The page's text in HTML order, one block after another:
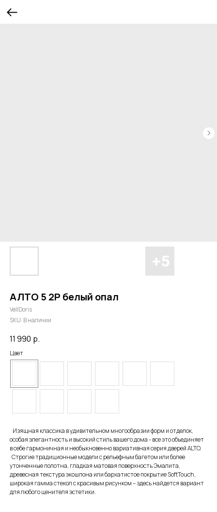
АЛТО 5 2P белый опал
VellDoris
SKU: В наличии
11 990 р.
Цвет
Изящная классика в удивительном многообразии форм и отделок,
особая элегантность и высокий стиль вашего дома - все это объединяет
в себе гармоничная и необыкновенно вариативная серия дверей ALTO.
Строгие традиционные модели с рельефным багетом или более
утонченные полотна, гладкая матовая поверхность Эмалита,
древесная текстура экошпона или бархатистое покрытие SoftTouch,
широкая гамма стекол с красивым рисунком – здесь найдется вариант
для любого ценителя эстетики.